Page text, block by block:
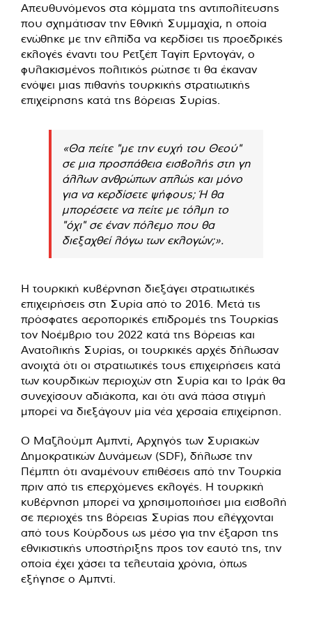
Απευθυνόμενος στα κόμματα της αντιπολίτευσης
που σχημάτισαν την Εθνική Συμμαχία, η οποία
ενώθηκε με την ελπίδα να κερδίσει τις προεδρικές
εκλογές έναντι του Ρετζέπ Ταγίπ Ερντογάν, ο
φυλακισμένος πολιτικός ρώτησε τι θα έκαναν
ενόψει μιας πιθανής τουρκικής στρατιωτικής
επιχείρησης κατά της βόρειας Συρίας.
«Θα πείτε "με την ευχή του Θεού"
σε μια προσπάθεια εισβολής στη γη
άλλων ανθρώπων απλώς και μόνο
για να κερδίσετε ψήφους; Ή θα
μπορέσετε να πείτε με τόλμη το
"όχι" σε έναν πόλεμο που θα
διεξαχθεί λόγω των εκλογών;».
Η τουρκική κυβέρνηση διεξάγει στρατιωτικές
επιχειρήσεις στη Συρία από το 2016. Μετά τις
πρόσφατες αεροπορικές επιδρομές της Τουρκίας
τον Νοέμβριο του 2022 κατά της Βόρειας και
Ανατολικής Συρίας, οι τουρκικές αρχές δήλωσαν
ανοιχτά ότι οι στρατιωτικές τους επιχειρήσεις κατά
των κουρδικών περιοχών στη Συρία και το Ιράκ θα
συνεχίσουν αδιάκοπα, και ότι ανά πάσα στιγμή
μπορεί να διεξάγουν μία νέα χερσαία επιχείρηση.
Ο Μαζλούμπ Αμπντί, Αρχηγός των Συριακών
Δημοκρατικών Δυνάμεων (SDF), δήλωσε την
Πέμπτη ότι αναμένουν επιθέσεις από την Τουρκία
πριν από τις επερχόμενες εκλογές. Η τουρκική
κυβέρνηση μπορεί να χρησιμοποιήσει μια εισβολή
σε περιοχές της βόρειας Συρίας που ελέγχονται
από τους Κούρδους ως μέσο για την έξαρση της
εθνικιστικής υποστήριξης προς τον εαυτό της, την
οποία έχει χάσει τα τελευταία χρόνια, όπως
εξήγησε ο Αμπντί.